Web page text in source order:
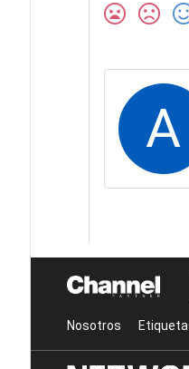
A
Nosotros